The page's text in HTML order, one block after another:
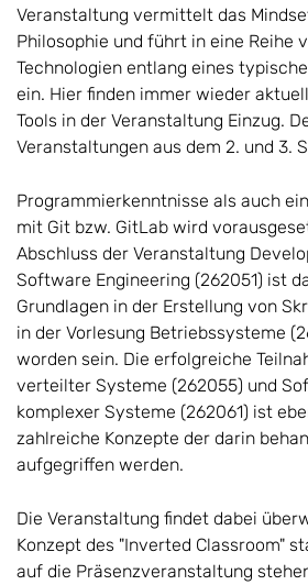
Veranstaltung vermittelt das
Philosophie und führt in eine Reihe
Technologien entlang eines
ein. Hier finden immer wieder
Tools in der Veranstaltung Einzug.
Veranstaltungen aus dem 2. und 3.
Programmierkenntnisse als auch
mit Git bzw. GitLab wird
Abschluss der Veranstaltung
Software Engineering (262051) ist
Grundlagen in der Erstellung von
in der Vorlesung Betriebssysteme
worden sein. Die erfolgreiche
verteilter Systeme (262055) und
komplexer Systeme (262061) ist
zahlreiche Konzepte der darin
aufgegriffen werden.
Die Veranstaltung findet dabei
Konzept des "Inverted Classroom"
auf die Präsenzveranstaltung